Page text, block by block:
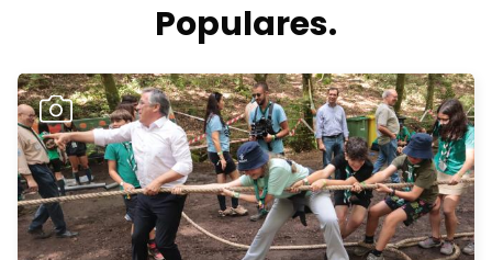
Populares.